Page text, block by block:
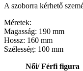
A szoborra kérhető
Méretek:
Magasság: 190 mm
Hossz: 160 mm
Szélesség: 100 mm
Női/ Férfi figura